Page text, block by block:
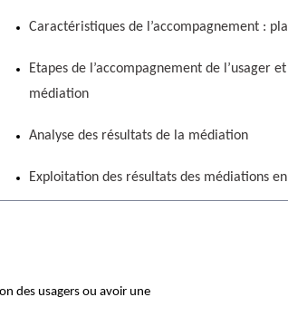
Caractéristiques de l’accompagnement :
Etapes de l’accompagnement de l’usager
médiation
Analyse des résultats de la médiation
Exploitation des résultats des médiations
des usagers ou avoir une